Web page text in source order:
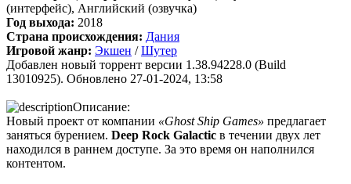
cord:Boycenunse
Да, сделано. Добавил саундтрек Need for Speed: Most Wanted
Soundtrack (OST):
скачать
Представлено несколько ссылок на скачивание (торрент,
архив и FLAC), но основной – Unofficial Game Soundtrack
OST. На странице можно послушать онлайн полную версию,
включая треки от Paul Linford
Сборник получился добротный, наслаждайтесь!
(интерфейс), Английский (озвучка)
Год выхода: 2018
Страна происхождения: Дания
Игровой жанр: Экшен /Шутер
Добавлен новый торрент версии 1.38.94228.0 (Build
13010925). Обновлено 27-01-2024, 13:58
Описание:
Новый проект от компании «Ghost Ship Games» предлагает
заняться бурением. Deep Rock Galactic в течении двух лет
находился в раннем доступе. За это время он наполнился
контентом.